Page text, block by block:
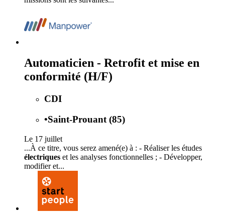
Automaticien - Retrofit et mise en
conformité (H/F)
CDI
•Saint-Prouant (85)
Le 17 juillet
...À ce titre, vous serez amené(e) à : - Réaliser les études
électriques et les analyses fonctionnelles ; - Développer,
modifier et...